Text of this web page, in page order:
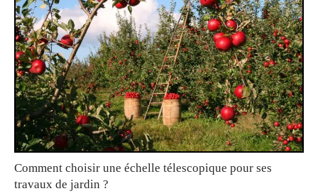
Comment choisir une échelle télescopique pour ses
travaux de jardin ?